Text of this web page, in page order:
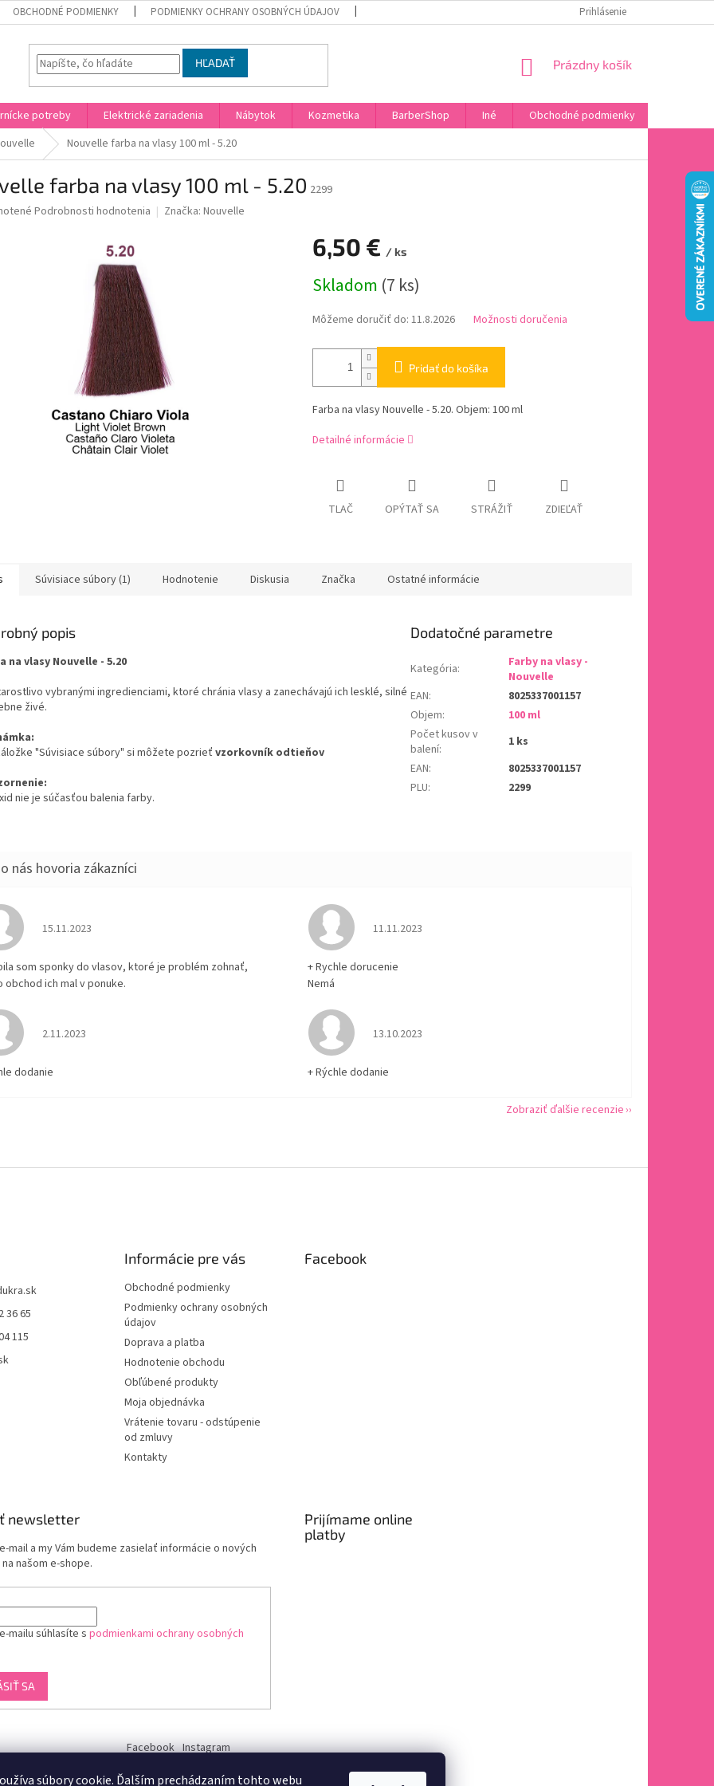
súbory cookie. Ďalším prechádzaním tohto webu
OBCHODNÉ PODMIENKY PODMIENKY OCHRANY OSOBNÝCH ÚDAJOV HODNOTENIE OBCHODUPrihlásenie
HĽADAŤ
NÁKUPNÝ
Prázdny košík
potreby Elektrické zariadenia Nábytok Kozmetika BarberShop Iné Obchodné podmienky
Nouvelle farba na vlasy 100 ml - 5.20
farba na vlasy 100 ml - 5.20 2299
Podrobnosti hodnotenia Značka: Nouvelle
6,50 € / ks
cena:
Skladom (7 ks)
Môžeme doručiť do: 11.8.2026 Možnosti doručenia
Pridať do košíka
Farba na vlasy Nouvelle - 5.20. Objem: 100 ml
Detailné informácie
TLAČ OPÝTAŤ SA STRÁŽIŤ ZDIEĽAŤ
Súvisiace súbory (1) Hodnotenie Diskusia Značka Ostatné informácie
popis
na vlasy Nouvelle - 5.20
vybranými ingredienciami, ktoré chránia vlasy a zanechávajú ich lesklé, silné
živé.
"Súvisiace súbory" si môžete pozrieť vzorkovník odtieňov
nie je súčasťou balenia farby.
Dodatočné parametre
Kategória:
Farby na vlasy -
Nouvelle
EAN:
8025337001157
Objem:
100 ml
Počet kusov v
balení:
1 ks
EAN:
8025337001157
PLU: 2299
Hodnotenie obchodu je 5 z 5 hviezdičiek.
15.11.2023
som sponky do vlasov, ktoré je problém zohnať,
obchod ich mal v ponuke.
Hodnotenie obchodu je 5 z 5 hviezdičiek.
11.11.2023
+ Rychle dorucenie
Nemá
Hodnotenie obchodu je 5 z 5 hviezdičiek.
2.11.2023
dodanie
Hodnotenie obchodu je 5 z 5 hviezdičiek.
13.10.2023
+ Rýchle dodanie
Zobraziť ďalšie recenzie
36 65
115
Informácie pre vás
Obchodné podmienky
Podmienky ochrany osobných
údajov
Doprava a platba
Hodnotenie obchodu
Obľúbené produkty
Moja objednávka
Vrátenie tovaru - odstúpenie
od zmluvy
Kontakty
Facebook
newsletter
mail a my Vám budeme zasielať informácie o nových
našom e-shope.
mailu súhlasíte s podmienkami ochrany osobných
SA
Prijímame online
platby
Facebook Instagram
dukra-white